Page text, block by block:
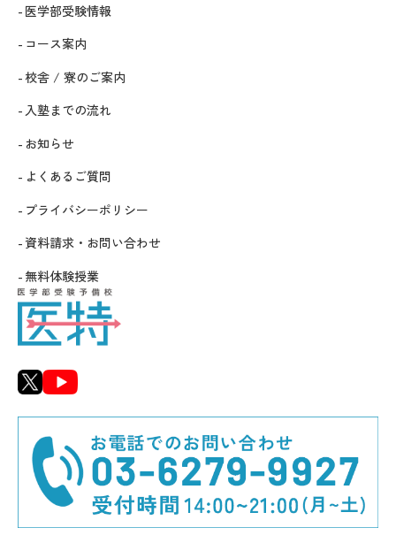
医学部受験情報
コース案内
校舎 / 寮のご案内
入塾までの流れ
お知らせ
よくあるご質問
プライバシーポリシー
資料請求・お問い合わせ
無料体験授業